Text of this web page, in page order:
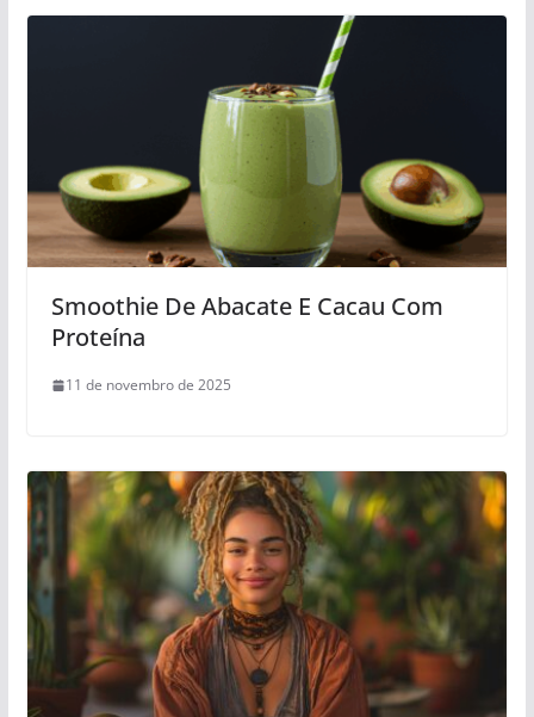
Smoothie De Abacate E Cacau Com
Proteína
11 de novembro de 2025